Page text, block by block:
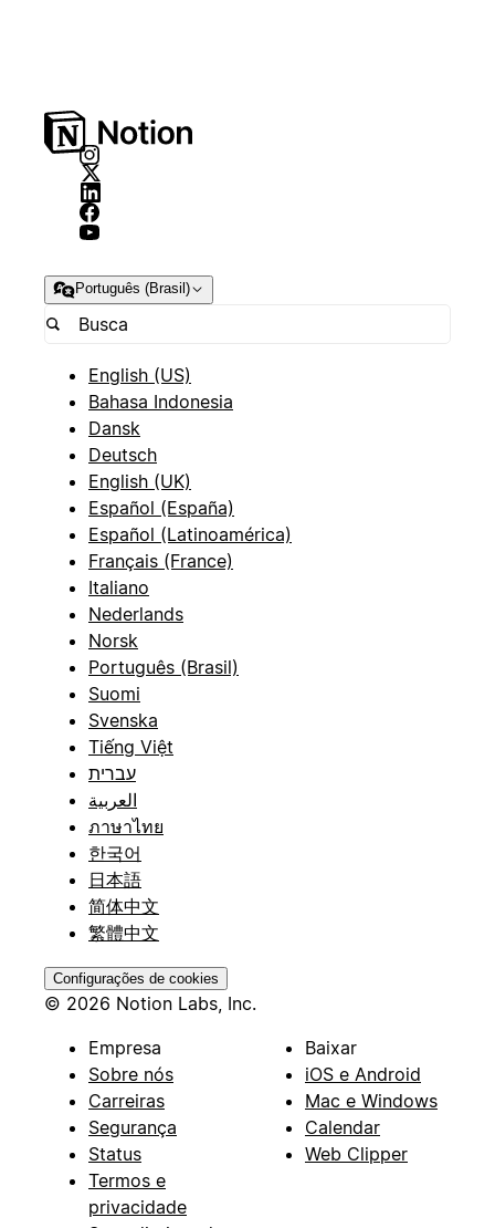
Português (Brasil)
English (US)
Bahasa Indonesia
Dansk
Deutsch
English (UK)
Español (España)
Español (Latinoamérica)
Français (France)
Italiano
Nederlands
Norsk
Português (Brasil)
Suomi
Svenska
Tiếng Việt
עברית
العربية
ภาษาไทย
한국어
日本語
简体中文
繁體中文
Configurações de cookies
© 2026 Notion Labs, Inc.
Empresa
Sobre nós
Carreiras
Segurança
Status
Termos e
privacidade
Baixar
iOS e Android
Mac e Windows
Calendar
Web Clipper